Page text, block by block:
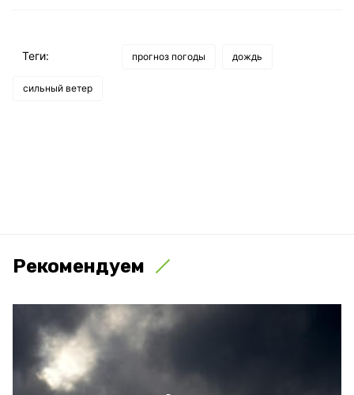
Теги: прогноз погоды дождь
сильный ветер
Рекомендуем